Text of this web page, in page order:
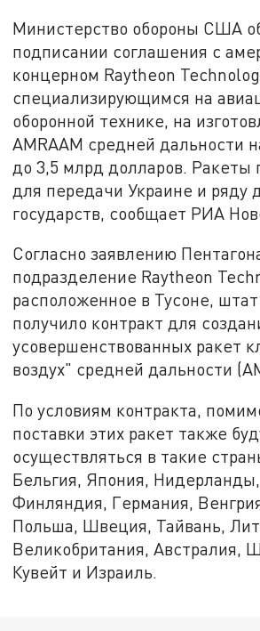
Министерство обороны США
подписании соглашения с
концерном Raytheon
специализирующимся на
оборонной технике, на
AMRAAM средней дальности
до 3,5 млрд долларов. Ракеты
для передачи Украине и ряду
государств, сообщает РИА
Согласно заявлению
подразделение Raytheon
расположенное в Тусоне,
получило контракт для
усовершенствованных ракет
воздух" средней дальности
По условиям контракта,
поставки этих ракет также
осуществляться в такие
Бельгия, Япония,
Финляндия, Германия,
Польша, Швеция, Тайвань,
Великобритания, Австралия,
Кувейт и Израиль.